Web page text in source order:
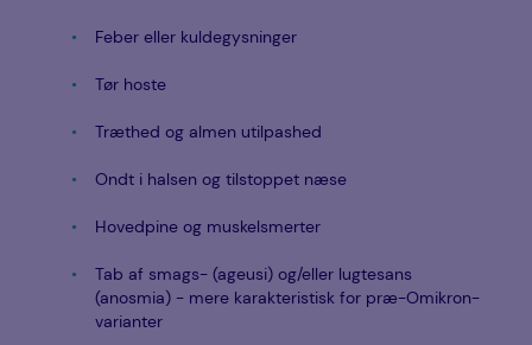
Feber eller kuldegysninger
Tør hoste
Træthed og almen utilpashed
Ondt i halsen og tilstoppet næse
Hovedpine og muskelsmerter
Tab af smags- (ageusi) og/eller lugtesans
(anosmia) - mere karakteristisk for præ-Omikron-
varianter